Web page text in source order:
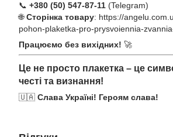
📞 +380 (50) 547-87-11 (Telegram)
🌐Сторінка товару: https://
pohon-plaketka-pro-prysvoiennia-
Працюємо без вихідних! 🚀
Це не просто плакетка – це
честі та визнання!
🇺🇦 Слава Україні! Героям слава!